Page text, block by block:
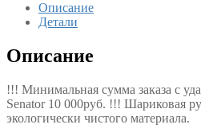
Описание
Детали
Описание
!!! Минимальная сумма заказа с
Senator 10 000руб. !!! Шариковая
экологически чистого материала.